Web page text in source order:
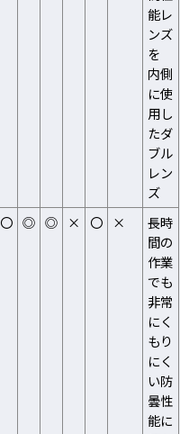
能レ
ンズ
を
内側
に使
用し
たダ
ブル
レン
ズ
〇 ◎ ◎ × 〇 ×
長時
間の
作業
でも
非常
にく
もり
にく
い防
曇性
能に